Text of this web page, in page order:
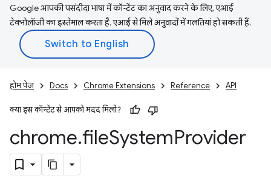
Google आपकी पसंदीदा भाषा में कॉन्टेंट का अनुवाद करने के लिए, एआई
टेक्नोलॉजी का इस्तेमाल करता है. एआई से मिले अनुवादों में गलतियां हो सकती हैं.
होम पेज Docs Chrome Extensions Reference API
क्या इस कॉन्टेंट से आपको मदद मिली?
chrome.fileSystemProvider